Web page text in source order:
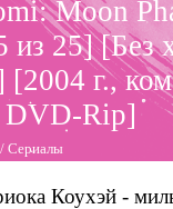
Moon
25] [Без
г.,
DVD-Rip]
/ Сериалы
Коухэй -